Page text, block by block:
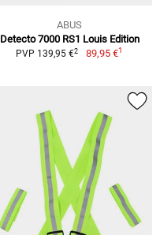
ABUS
Detecto 7000 RS1 Louis Edition
PVP 139,95 €2 89,95 €1